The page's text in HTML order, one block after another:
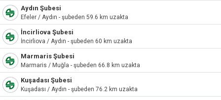
Aydın Şubesi
Efeler / Aydın - şubeden 59.6 km uzakta
İncirliova Şubesi
İncirliova / Aydın - şubeden 60 km uzakta
Marmaris Şubesi
Marmaris / Muğla - şubeden 66.8 km uzakta
Kuşadası Şubesi
Kuşadası / Aydın - şubeden 76.2 km uzakta